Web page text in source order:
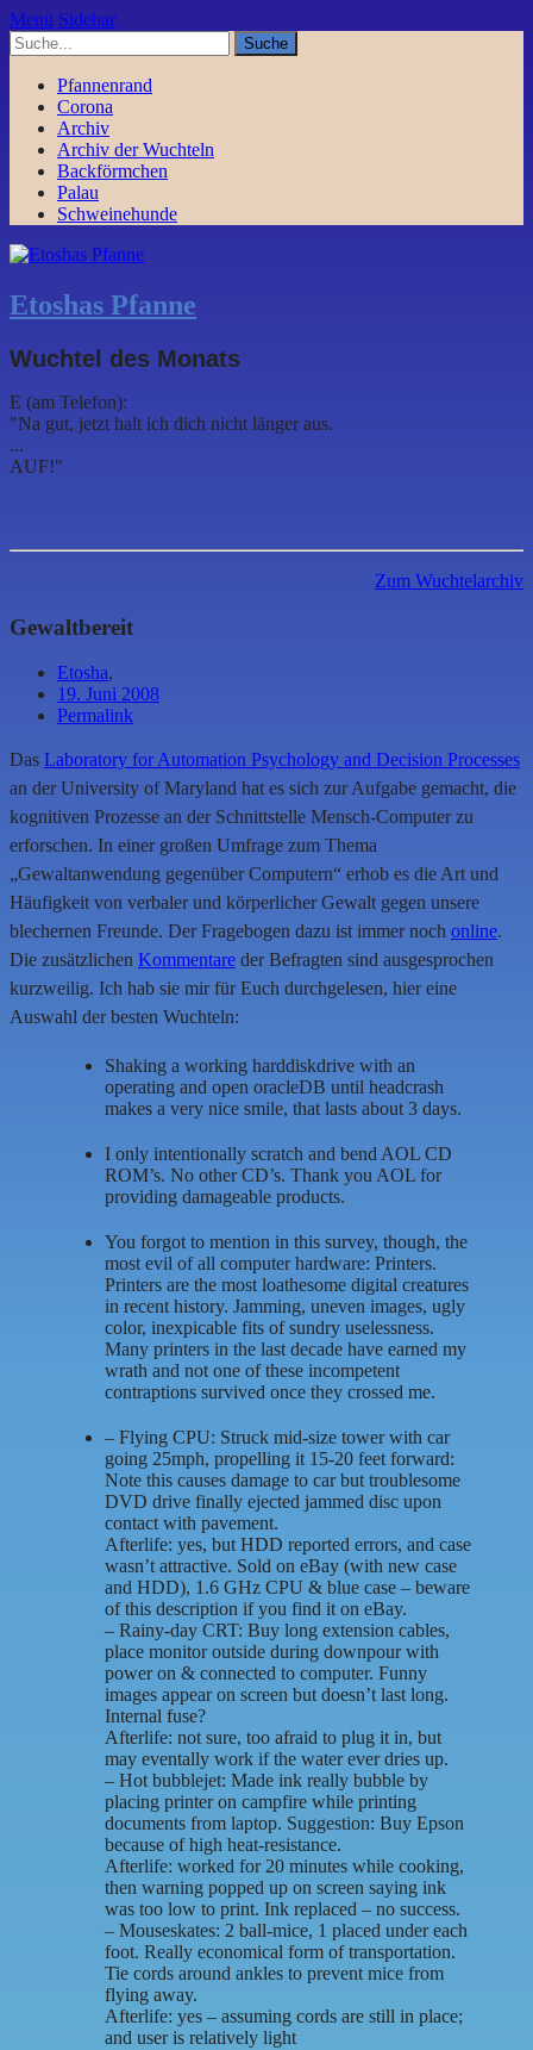
Menü Sidebar
Pfannenrand
Corona
Archiv
Archiv der Wuchteln
Backförmchen
Palau
Schweinehunde
Etoshas Pfanne
Wuchtel des Monats
E (am Telefon):
"Na gut, jetzt halt ich dich nicht länger aus.
...
AUF!"
Zum Wuchtelarchiv
Gewaltbereit
Etosha,
19. Juni 2008
Permalink
Das Laboratory for Automation Psychology and Decision Processes
an der University of Maryland hat es sich zur Aufgabe gemacht, die
kognitiven Prozesse an der Schnittstelle Mensch-Computer zu
erforschen. In einer großen Umfrage zum Thema
„Gewaltanwendung gegenüber Computern“ erhob es die Art und
Häufigkeit von verbaler und körperlicher Gewalt gegen unsere
blechernen Freunde. Der Fragebogen dazu ist immer noch online.
Die zusätzlichen Kommentare der Befragten sind ausgesprochen
kurzweilig. Ich hab sie mir für Euch durchgelesen, hier eine
Auswahl der besten Wuchteln:
Shaking a working harddiskdrive with an
operating and open oracleDB until headcrash
makes a very nice smile, that lasts about 3 days.
I only intentionally scratch and bend AOL CD
ROM’s. No other CD’s. Thank you AOL for
providing damageable products.
You forgot to mention in this survey, though, the
most evil of all computer hardware: Printers.
Printers are the most loathesome digital creatures
in recent history. Jamming, uneven images, ugly
color, inexpicable fits of sundry uselessness.
Many printers in the last decade have earned my
wrath and not one of these incompetent
contraptions survived once they crossed me.
– Flying CPU: Struck mid-size tower with car
going 25mph, propelling it 15-20 feet forward:
Note this causes damage to car but troublesome
DVD drive finally ejected jammed disc upon
contact with pavement.
Afterlife: yes, but HDD reported errors, and case
wasn’t attractive. Sold on eBay (with new case
and HDD), 1.6 GHz CPU & blue case – beware
of this description if you find it on eBay.
– Rainy-day CRT: Buy long extension cables,
place monitor outside during downpour with
power on & connected to computer. Funny
images appear on screen but doesn’t last long.
Internal fuse?
Afterlife: not sure, too afraid to plug it in, but
may eventally work if the water ever dries up.
– Hot bubblejet: Made ink really bubble by
placing printer on campfire while printing
documents from laptop. Suggestion: Buy Epson
because of high heat-resistance.
Afterlife: worked for 20 minutes while cooking,
then warning popped up on screen saying ink
was too low to print. Ink replaced – no success.
– Mouseskates: 2 ball-mice, 1 placed under each
foot. Really economical form of transportation.
Tie cords around ankles to prevent mice from
flying away.
Afterlife: yes – assuming cords are still in place;
and user is relatively light